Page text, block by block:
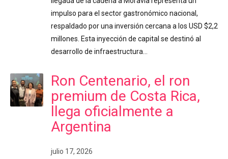
impulso para el sector gastronómico nacional,
respaldado por una inversión cercana a los USD $2,2
millones. Esta inyección de capital se destinó al
desarrollo de infraestructura…
Ron Centenario, el ron
premium de Costa Rica,
llega oficialmente a
Argentina
julio 17, 2026